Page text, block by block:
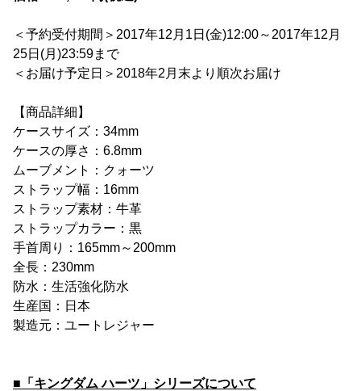
＜予約受付期間＞2017年12月1日(金)12:00～2017年12月
25日(月)23:59まで
＜お届け予定日＞2018年2月末より順次お届け
【商品詳細】
ケースサイズ：34mm
ケースの厚さ：6.8mm
ムーブメント：クォーツ
ストラップ幅：16mm
ストラップ素材：牛革
ストラップカラー：黒
手首周り：165mm～200mm
全長：230mm
防水：生活強化防水
生産国：日本
製造元：ユートレジャー
■「キングダム ハーツ」シリーズについて